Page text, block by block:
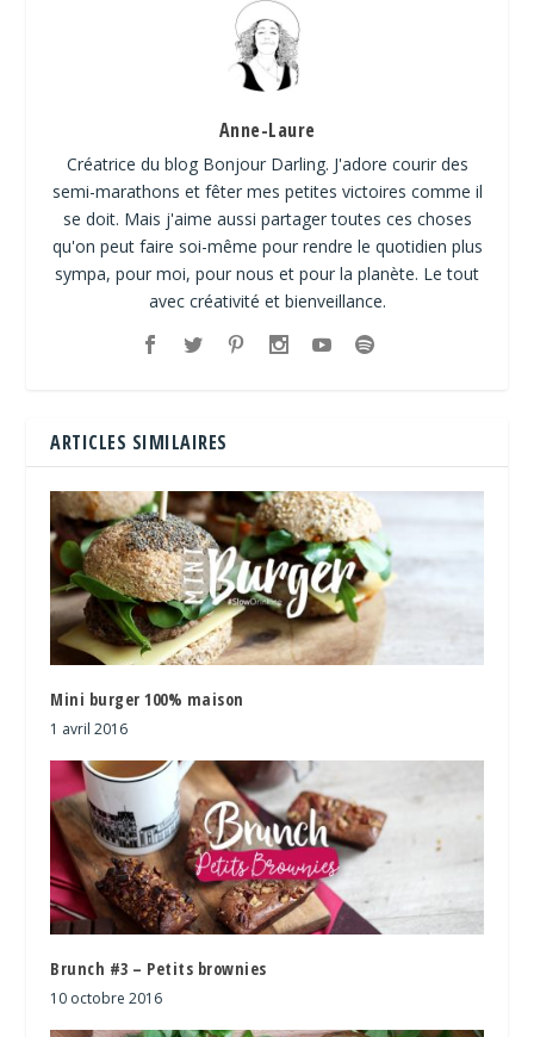
Anne-Laure
Créatrice du blog Bonjour Darling. J'adore courir des
semi-marathons et fêter mes petites victoires comme il
se doit. Mais j'aime aussi partager toutes ces choses
qu'on peut faire soi-même pour rendre le quotidien plus
sympa, pour moi, pour nous et pour la planète. Le tout
avec créativité et bienveillance.
ARTICLES SIMILAIRES
Mini burger 100% maison
1 avril 2016
Brunch #3 – Petits brownies
10 octobre 2016